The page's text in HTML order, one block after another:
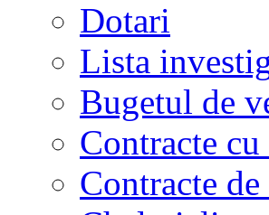
Dotari
Lista
Bugetul de
Contracte
Contracte